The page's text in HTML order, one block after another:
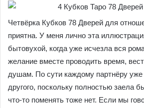
Четвёрка Кубков 78 Дверей для
приятна. У меня лично эта
бытовухой, когда уже исчезла вся
желание вместе проводить время,
душам. По сути каждому партнёру уже
другого, поскольку полностью заела
что-то поменять тоже нет. Если мы